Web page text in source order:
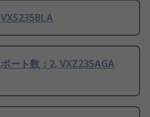
ート数：2, VXZ235AGA